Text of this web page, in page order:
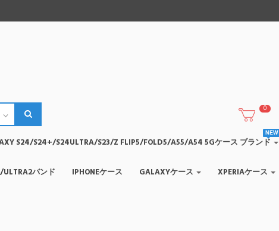
0
NEW
S24/S24+/S24ULTRA/S23/Z FLIP5/FOLD5/A55/A54 5Gケース ブランド
バンド IPHONEケース GALAXYケース XPERIAケース